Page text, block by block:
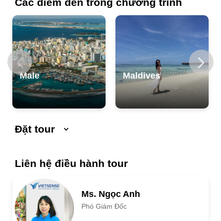
Male Maldives
Đặt tour
Số người lớn
Trẻ em 1 đến 5 tuổi
Liên hệ điều hành tour
Ms. Ngọc Anh
Phó Giám Đốc